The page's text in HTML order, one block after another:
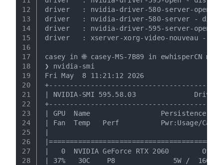
12
13
14
15
16
17
18
19
20
21
22
23
24
25
26
27
28
driver   : nvidia-driver-580-server-open -
driver   : nvidia-driver-580-server -
driver   : nvidia-driver-595-server-open -
driver   : xserver-xorg-video-nouveau -
casey in 🌐 casey-MS-7B89 in ewhisperCN
❯ nvidia-smi
Fri May  8 11:21:12 2026
| NVIDIA-SMI 595.58.03              Driver
+-----------------------------------------
| GPU  Name                 Persistence-
| Fan  Temp   Perf          Pwr:Usage/Cap
|   0  NVIDIA GeForce RTX 2060
| 37%   30C    P8              5W /